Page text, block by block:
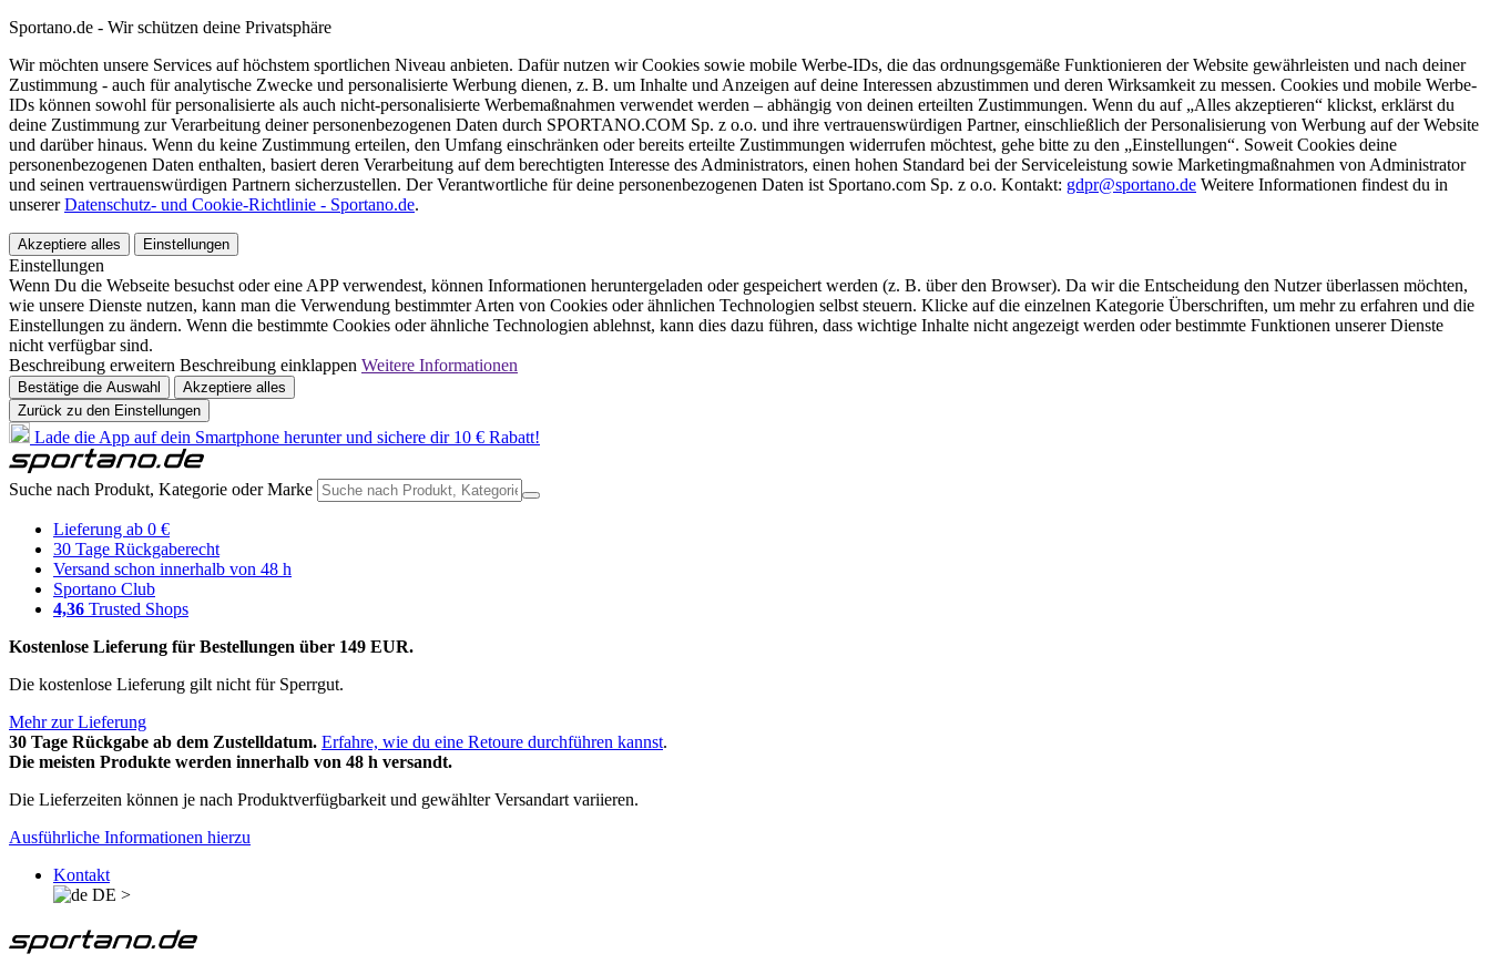
Sportano.de - Wir schützen deine Privatsphäre
Wir möchten unsere Services auf höchstem sportlichen Niveau anbieten. Dafür nutzen wir Cookies sowie mobile Werbe-IDs, die das ordnungsgemäße Funktionieren der Website gewährleisten und nach deiner
Zustimmung - auch für analytische Zwecke und personalisierte Werbung dienen, z. B. um Inhalte und Anzeigen auf deine Interessen abzustimmen und deren Wirksamkeit zu messen. Cookies und mobile Werbe-
IDs können sowohl für personalisierte als auch nicht-personalisierte Werbemaßnahmen verwendet werden – abhängig von deinen erteilten Zustimmungen. Wenn du auf „Alles akzeptieren“ klickst, erklärst du
deine Zustimmung zur Verarbeitung deiner personenbezogenen Daten durch SPORTANO.COM Sp. z o.o. und ihre vertrauenswürdigen Partner, einschließlich der Personalisierung von Werbung auf der Website
und darüber hinaus. Wenn du keine Zustimmung erteilen, den Umfang einschränken oder bereits erteilte Zustimmungen widerrufen möchtest, gehe bitte zu den „Einstellungen“. Soweit Cookies deine
personenbezogenen Daten enthalten, basiert deren Verarbeitung auf dem berechtigten Interesse des Administrators, einen hohen Standard bei der Serviceleistung sowie Marketingmaßnahmen von Administrator
und seinen vertrauenswürdigen Partnern sicherzustellen. Der Verantwortliche für deine personenbezogenen Daten ist Sportano.com Sp. z o.o. Kontakt: gdpr@sportano.de Weitere Informationen findest du in
unsererDatenschutz- und Cookie-Richtlinie - Sportano.de.
Akzeptiere alles Einstellungen
Einstellungen
Wenn Du die Webseite besuchst oder eine APP verwendest, können Informationen heruntergeladen oder gespeichert werden (z. B. über den Browser). Da wir die Entscheidung den Nutzer überlassen möchten,
wie unsere Dienste nutzen, kann man die Verwendung bestimmter Arten von Cookies oder ähnlichen Technologien selbst steuern. Klicke auf die einzelnen Kategorie Überschriften, um mehr zu erfahren und die
Einstellungen zu ändern. Wenn die bestimmte Cookies oder ähnliche Technologien ablehnst, kann dies dazu führen, dass wichtige Inhalte nicht angezeigt werden oder bestimmte Funktionen unserer Dienste
nicht verfügbar sind.
Beschreibung erweitern Beschreibung einklappen Weitere Informationen
Bestätige die Auswahl
Akzeptiere alles
Zurück zu den Einstellungen
Lade die App auf dein Smartphone herunter und sichere dir 10 € Rabatt!
Suche nach Produkt, Kategorie oder Marke
Lieferung ab 0 €
30 Tage Rückgaberecht
Versand schon innerhalb von 48 h
Sportano Club
4,36 Trusted Shops
Kostenlose Lieferung für Bestellungen über 149 EUR.
Die kostenlose Lieferung gilt nicht für Sperrgut.
Mehr zur Lieferung
30 Tage Rückgabe ab dem Zustelldatum. Erfahre, wie du eine Retoure durchführen kannst.
Die meisten Produkte werden innerhalb von 48 h versandt.
Die Lieferzeiten können je nach Produktverfügbarkeit und gewählter Versandart variieren.
Ausführliche Informationen hierzu
Kontakt
DE >